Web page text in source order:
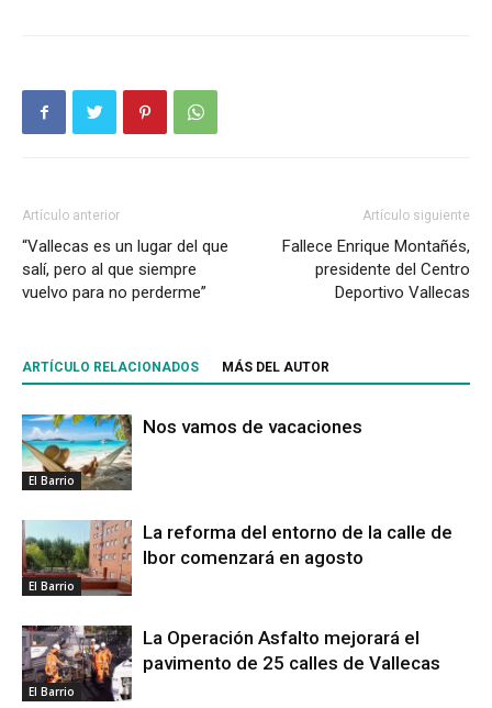
Artículo anterior
“Vallecas es un lugar del que
salí, pero al que siempre
vuelvo para no perderme”
Artículo siguiente
Fallece Enrique Montañés,
presidente del Centro
Deportivo Vallecas
ARTÍCULO RELACIONADOS MÁS DEL AUTOR
El Barrio
Nos vamos de vacaciones
El Barrio
La reforma del entorno de la calle de
Ibor comenzará en agosto
El Barrio
La Operación Asfalto mejorará el
pavimento de 25 calles de Vallecas